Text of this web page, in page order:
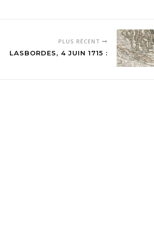
PLUS RÉCENT
LASBORDES, 4 JUIN 1715 :